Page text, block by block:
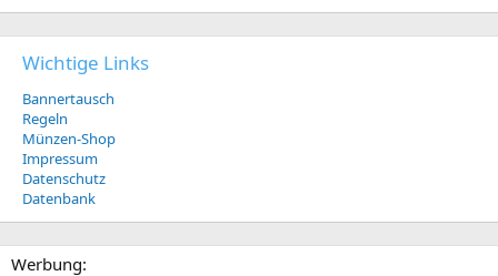
Wichtige Links
Bannertausch
Regeln
Münzen-Shop
Impressum
Datenschutz
Datenbank
Werbung: